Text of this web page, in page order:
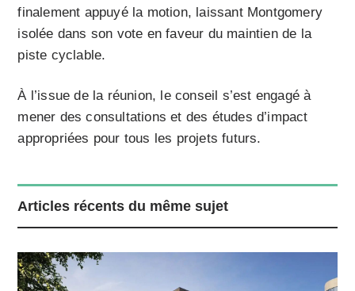
finalement appuyé la motion, laissant Montgomery
isolée dans son vote en faveur du maintien de la
piste cyclable.
À l’issue de la réunion, le conseil s’est engagé à
mener des consultations et des études d’impact
appropriées pour tous les projets futurs.
Articles récents du même sujet